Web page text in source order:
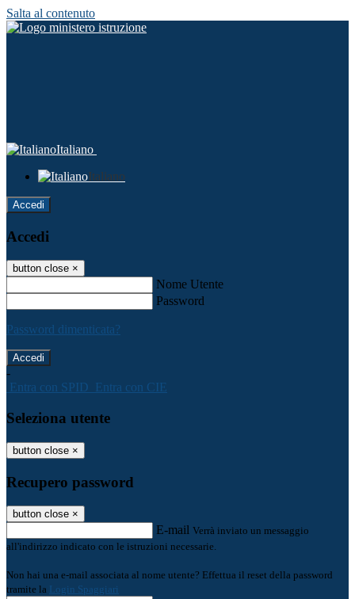
Salta al contenuto
Italiano
Italiano
Accedi
Accedi
button close ×
Nome Utente
Password
Password dimenticata?
-
Entra con SPID Entra con CIE
Seleziona utente
button close ×
Recupero password
button close ×
E-mail Verrà inviato un messaggio
all'indirizzo indicato con le istruzioni necessarie.
Non hai una e-mail associata al nome utente? Effettua il reset della password
tramite la Login Spaggiari